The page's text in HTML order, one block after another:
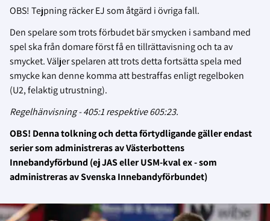
OBS! Tejpning räcker EJ som åtgärd i övriga fall.
Den spelare som trots förbudet bär smycken i samband med
spel ska från domare först få en tillrättavisning och ta av
smycket. Väljer spelaren att trots detta fortsätta spela med
smycke kan denne komma att bestraffas enligt regelboken
(U2, felaktig utrustning).
Regelhänvisning - 405:1 respektive 605:23.
OBS! Denna tolkning och detta förtydligande gäller endast
serier som administreras av Västerbottens
Innebandyförbund (ej JAS eller USM-kval ex - som
administreras av Svenska Innebandyförbundet)